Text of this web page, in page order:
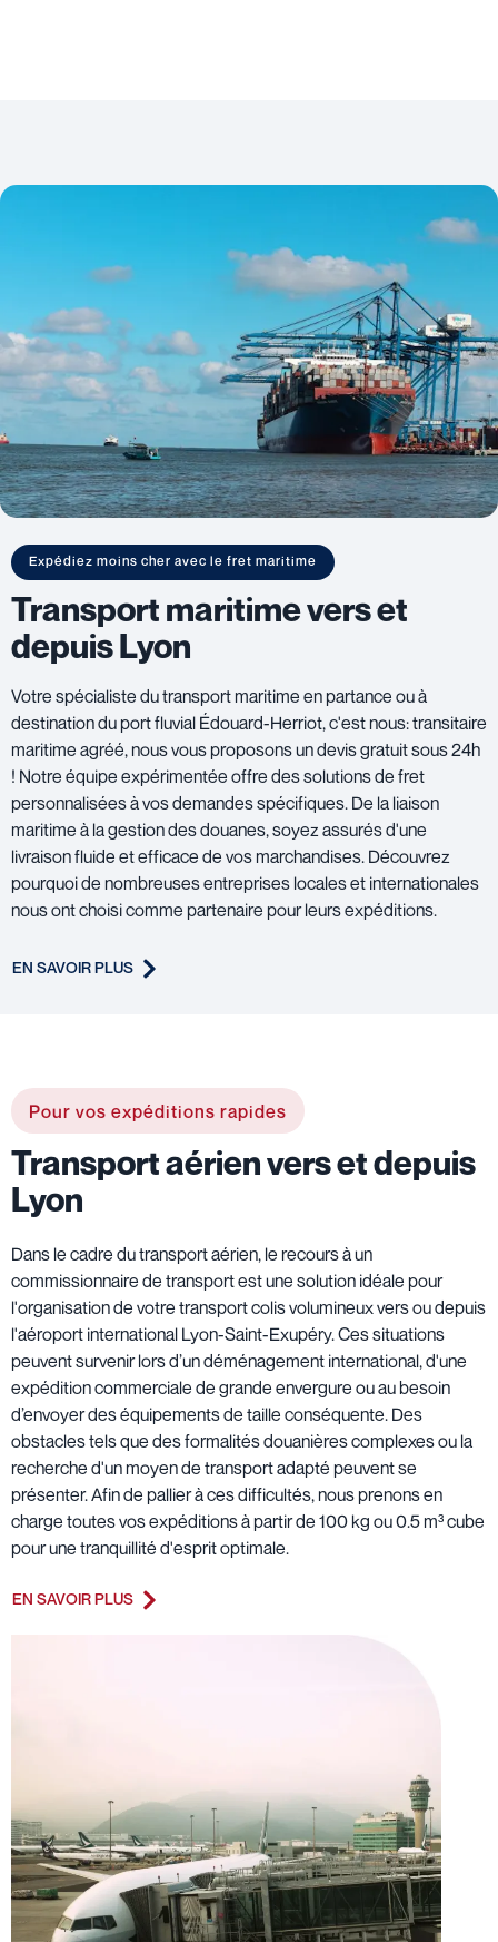
Expédiez moins cher avec le fret maritime
Transport maritime vers et
depuis Lyon
Votre spécialiste du transport maritime en partance ou à
destination du port fluvial Édouard-Herriot, c'est nous: transitaire
maritime agréé, nous vous proposons un devis gratuit sous 24h
! Notre équipe expérimentée offre des solutions de fret
personnalisées à vos demandes spécifiques. De la liaison
maritime à la gestion des douanes, soyez assurés d'une
livraison fluide et efficace de vos marchandises. Découvrez
pourquoi de nombreuses entreprises locales et internationales
nous ont choisi comme partenaire pour leurs expéditions.
EN SAVOIR PLUS
Pour vos expéditions rapides
Transport aérien vers et depuis
Lyon
Dans le cadre du transport aérien, le recours à un
commissionnaire de transport est une solution idéale pour
l'organisation de votre transport colis volumineux vers ou depuis
l'aéroport international Lyon-Saint-Exupéry. Ces situations
peuvent survenir lors d’un déménagement international, d'une
expédition commerciale de grande envergure ou au besoin
d’envoyer des équipements de taille conséquente. Des
obstacles tels que des formalités douanières complexes ou la
recherche d'un moyen de transport adapté peuvent se
présenter. Afin de pallier à ces difficultés, nous prenons en
charge toutes vos expéditions à partir de 100 kg ou 0.5 m³ cube
pour une tranquillité d'esprit optimale.
EN SAVOIR PLUS